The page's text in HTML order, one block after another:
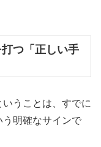
つ「正しい手
うことは、すでに
明確なサインで